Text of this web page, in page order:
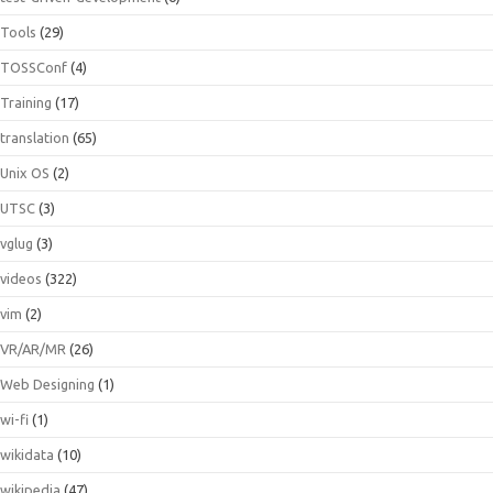
Tools (29)
TOSSConf (4)
Training (17)
translation (65)
Unix OS (2)
UTSC (3)
vglug (3)
videos (322)
vim (2)
VR/AR/MR (26)
Web Designing (1)
wi-fi (1)
wikidata (10)
wikipedia (47)